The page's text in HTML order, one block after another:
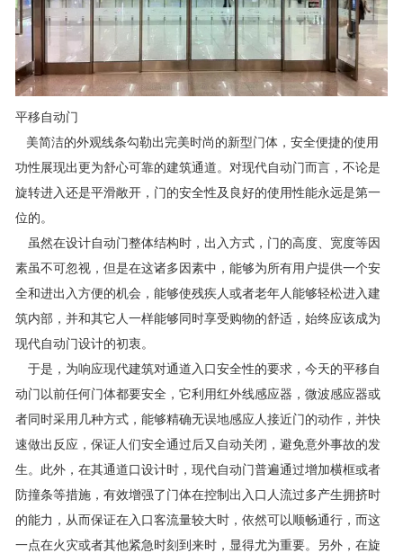
平移自动门
美简洁的外观线条勾勒出完美时尚的新型门体，安全便捷的使用
功性展现出更为舒心可靠的建筑通道。对现代自动门而言，不论是
旋转进入还是平滑敞开，门的安全性及良好的使用性能永远是第一
位的。
虽然在设计自动门整体结构时，出入方式，门的高度、宽度等因
素虽不可忽视，但是在这诸多因素中，能够为所有用户提供一个安
全和进出入方便的机会，能够使残疾人或者老年人能够轻松进入建
筑内部，并和其它人一样能够同时享受购物的舒适，始终应该成为
现代自动门设计的初衷。
于是，为响应现代建筑对通道入口安全性的要求，今天的平移自
动门以前任何门体都要安全，它利用红外线感应器，微波感应器或
者同时采用几种方式，能够精确无误地感应人接近门的动作，并快
速做出反应，保证人们安全通过后又自动关闭，避免意外事故的发
生。此外，在其通道口设计时，现代自动门普遍通过增加横框或者
防撞条等措施，有效增强了门体在控制出入口人流过多产生拥挤时
的能力，从而保证在入口客流量较大时，依然可以顺畅通行，而这
一点在火灾或者其他紧急时刻到来时，显得尤为重要。另外，在旋